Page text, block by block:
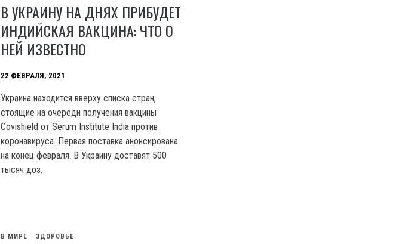
В УКРАИНУ НА ДНЯХ ПРИБУДЕТ
ИНДИЙСКАЯ ВАКЦИНА: ЧТО О
НЕЙ ИЗВЕСТНО
22 ФЕВРАЛЯ, 2021
Украина находится вверху списка стран,
стоящие на очереди получения вакцины
Covishield от Serum Institute India против
коронавируса. Первая поставка анонсирована
на конец февраля. В Украину доставят 500
тысяч доз.
В МИРЕ ЗДОРОВЬЕ